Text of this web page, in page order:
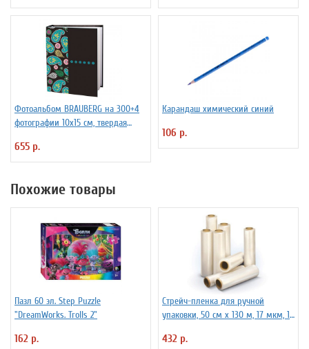
Фотоальбом BRAUBERG на 300+4
фотографии 10х15 см, твердая
655 р.
Карандаш химический синий
106 р.
Похожие товары
Пазл 60 эл. Step Puzzle
"DreamWorks. Trolls 2"
162 р.
Стрейч-пленка для ручной
упаковки, 50 см х 130 м, 17 мкм, 1
растяжение 300%
432 р.